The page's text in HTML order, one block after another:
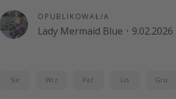
OPUBLIKOWAŁ/A
Lady Mermaid Blue · 9.02.2026
Sie Wrz Paź Lis Gru